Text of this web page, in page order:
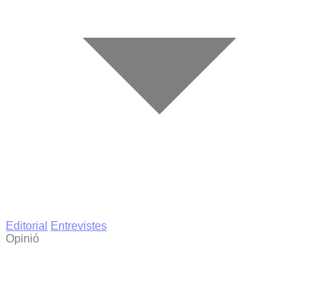
Editorial
Entrevistes
Opinió